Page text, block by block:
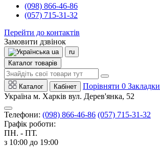
(098) 866-46-86
(057) 715-31-32
Перейти до контактів
Замовити дзвінок
ua
ru
Каталог товарів
Каталог Кабінет Порівняти 0 Закладки
Україна м. Харків вул. Дерев'янка, 52
Телефони: (098) 866-46-86 (057) 715-31-32
Графік роботи:
ПН. - ПТ.
з 10:00 до 19:00